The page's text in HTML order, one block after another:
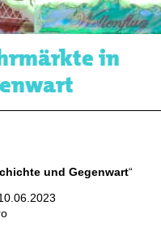
in
und Gegenwart“